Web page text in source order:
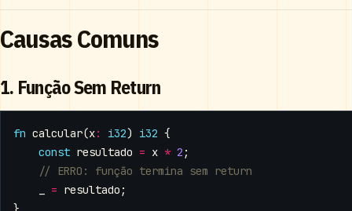
Causas Comuns
1. Função Sem Return
fn calcular(x: i32) i32 {
const resultado = x * 2 ;
= resultado ;